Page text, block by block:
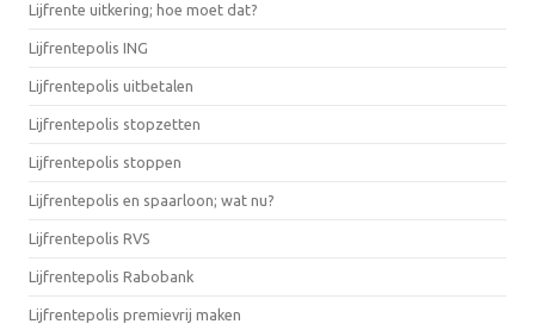
Lijfrente uitkering; hoe moet dat?
Lijfrentepolis ING
Lijfrentepolis uitbetalen
Lijfrentepolis stopzetten
Lijfrentepolis stoppen
Lijfrentepolis en spaarloon; wat nu?
Lijfrentepolis RVS
Lijfrentepolis Rabobank
Lijfrentepolis premievrij maken